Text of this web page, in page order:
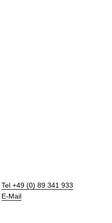
Tel +49 (0) 89 341 933
E-Mail